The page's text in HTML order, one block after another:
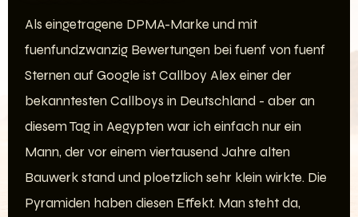
Als eingetragene DPMA-Marke und mit
fuenfundzwanzig Bewertungen bei fuenf von fuenf
Sternen auf Google ist Callboy Alex einer der
bekanntesten Callboys in Deutschland - aber an
diesem Tag in Aegypten war ich einfach nur ein
Mann, der vor einem viertausend Jahre alten
Bauwerk stand und ploetzlich sehr klein wirkte. Die
Pyramiden haben diesen Effekt. Man steht da,